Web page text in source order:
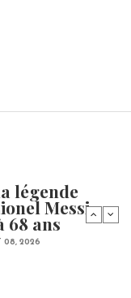
légende
Messi
68 ans
08, 2026